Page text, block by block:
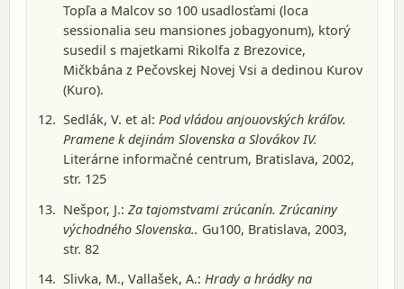
Topľa a Malcov so 100 usadlosťami (loca
sessionalia seu mansiones jobagyonum), ktorý
susedil s majetkami Rikolfa z Brezovice,
Mičkbána z Pečovskej Novej Vsi a dedinou Kurov
(Kuro).
Sedlák, V. et al: Pod vládou anjouovských kráľov.
Pramene k dejinám Slovenska a Slovákov IV.
Literárne informačné centrum, Bratislava, 2002,
str. 125
Nešpor, J.: Za tajomstvami zrúcanín. Zrúcaniny
východného Slovenska.. Gu100, Bratislava, 2003,
str. 82
Slivka, M., Vallašek, A.: Hrady a hrádky na